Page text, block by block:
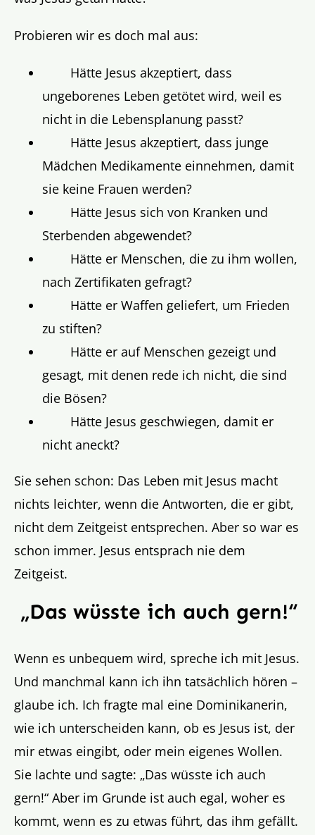
Probieren wir es doch mal aus:
Hätte Jesus akzeptiert, dass
ungeborenes Leben getötet wird, weil es
nicht in die Lebensplanung passt?
Hätte Jesus akzeptiert, dass junge
Mädchen Medikamente einnehmen, damit
sie keine Frauen werden?
Hätte Jesus sich von Kranken und
Sterbenden abgewendet?
Hätte er Menschen, die zu ihm wollen,
nach Zertifikaten gefragt?
Hätte er Waffen geliefert, um Frieden
zu stiften?
Hätte er auf Menschen gezeigt und
gesagt, mit denen rede ich nicht, die sind
die Bösen?
Hätte Jesus geschwiegen, damit er
nicht aneckt?
Sie sehen schon: Das Leben mit Jesus macht
nichts leichter, wenn die Antworten, die er gibt,
nicht dem Zeitgeist entsprechen. Aber so war es
schon immer. Jesus entsprach nie dem
Zeitgeist.
„Das wüsste ich auch gern!“
Wenn es unbequem wird, spreche ich mit Jesus.
Und manchmal kann ich ihn tatsächlich hören –
glaube ich. Ich fragte mal eine Dominikanerin,
wie ich unterscheiden kann, ob es Jesus ist, der
mir etwas eingibt, oder mein eigenes Wollen.
Sie lachte und sagte: „Das wüsste ich auch
gern!“ Aber im Grunde ist auch egal, woher es
kommt, wenn es zu etwas führt, das ihm gefällt.